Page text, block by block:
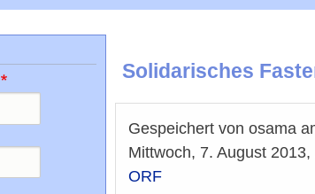
Solidarisches
Gespeichert von osama
Mittwoch, 7. August
ORF